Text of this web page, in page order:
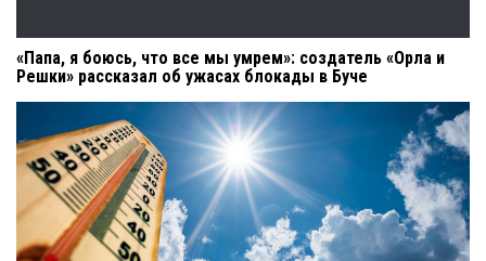
«Папа, я боюсь, что все мы умрем»: создатель «Орла и
Решки» рассказал об ужасах блокады в Буче